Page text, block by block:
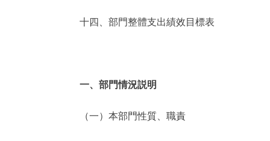
十四、部門整體支出績效目標表
一、部門情況説明
（一）本部門性質、職責